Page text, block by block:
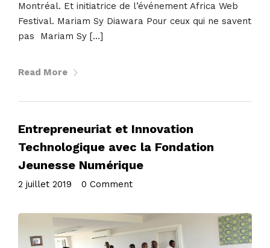
Montréal. Et initiatrice de l’événement Africa Web
Festival. Mariam Sy Diawara Pour ceux qui ne savent
pas Mariam Sy […]
Read More
Entrepreneuriat et Innovation
Technologique avec la Fondation
Jeunesse Numérique
2 juillet 2019 0 Comment